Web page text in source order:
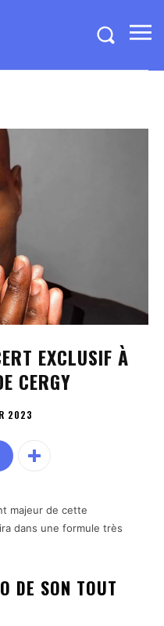
EXCLUSIF À
CERGY
2023
majeur de cette
dans une formule très
DE SON TOUT